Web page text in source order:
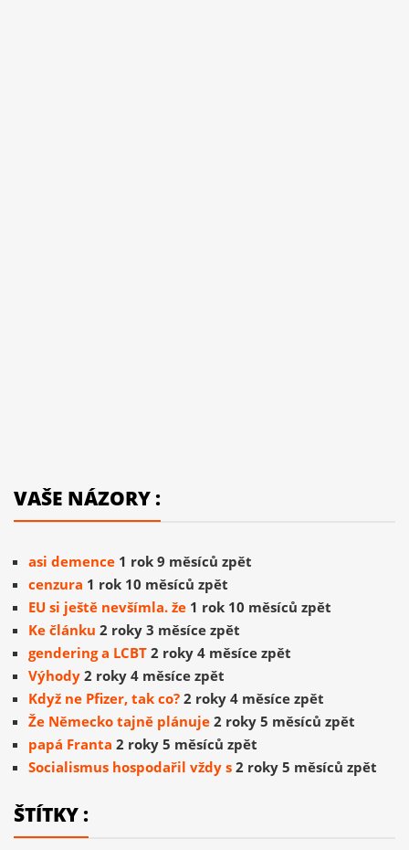
VAŠE NÁZORY :
asi demence 1 rok 9 měsíců zpět
cenzura 1 rok 10 měsíců zpět
EU si ještě nevšímla. že 1 rok 10 měsíců zpět
Ke článku 2 roky 3 měsíce zpět
gendering a LCBT 2 roky 4 měsíce zpět
Výhody 2 roky 4 měsíce zpět
Když ne Pfizer, tak co? 2 roky 4 měsíce zpět
Že Německo tajně plánuje 2 roky 5 měsíců zpět
papá Franta 2 roky 5 měsíců zpět
Socialismus hospodařil vždy s 2 roky 5 měsíců zpět
ŠTÍTKY :